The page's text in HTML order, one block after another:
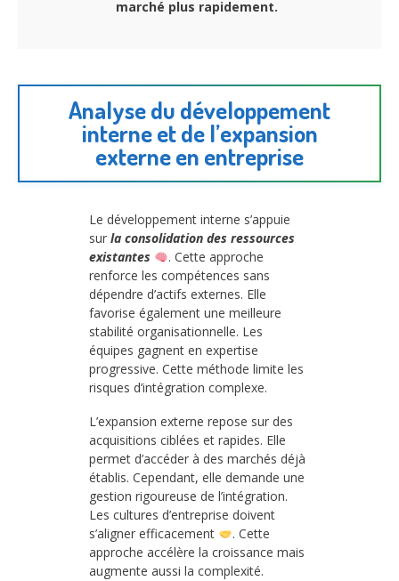
marché plus rapidement.
Analyse du développement
interne et de l’expansion
externe en entreprise
Le développement interne s’appuie
sur la consolidation des ressources
existantes
. Cette approche
renforce les compétences sans
dépendre d’actifs externes. Elle
favorise également une meilleure
stabilité organisationnelle. Les
équipes gagnent en expertise
progressive. Cette méthode limite les
risques d’intégration complexe.
L’expansion externe repose sur des
acquisitions ciblées et rapides. Elle
permet d’accéder à des marchés déjà
établis. Cependant, elle demande une
gestion rigoureuse de l’intégration.
Les cultures d’entreprise doivent
s’aligner efficacement
. Cette
approche accélère la croissance mais
augmente aussi la complexité.